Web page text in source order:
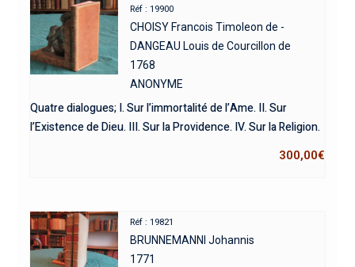
Réf : 19900
CHOISY Francois Timoleon de -
DANGEAU Louis de Courcillon de
1768
ANONYME
Quatre dialogues; I. Sur l’immortalité de l’Ame. II. Sur
l’Existence de Dieu. III. Sur la Providence. IV. Sur la Religion.
300,00€
Réf : 19821
BRUNNEMANNI Johannis
1771